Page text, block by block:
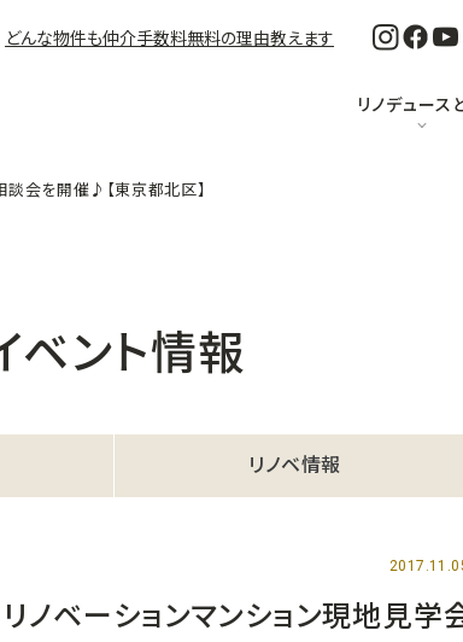
どんな物件も仲介手数料無料の理由教えます
リノデュース
談会を開催♪【東京都北区】
ベント情報
リノベ情報
ノベーションマンション現地見学